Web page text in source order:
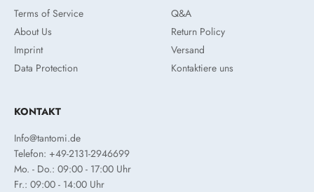
Terms of Service
About Us
Imprint
Data Protection
Q&A
Return Policy
Versand
Kontaktiere uns
KONTAKT
Info@tantomi.de
Telefon: +49-2131-2946699
Mo. - Do.: 09:00 - 17:00 Uhr
Fr.: 09:00 - 14:00 Uhr